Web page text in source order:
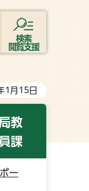
検索
閲覧支援
1月15日
教
課
ー